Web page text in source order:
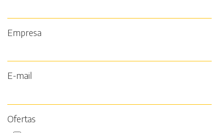
Empresa
E-mail
Ofertas